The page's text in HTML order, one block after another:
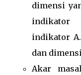
dimensi
indikator
indikator
dan
Akar